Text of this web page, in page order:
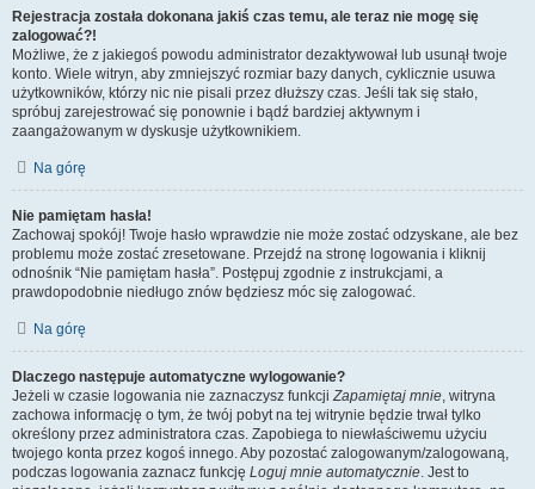
Rejestracja została dokonana jakiś czas temu, ale teraz nie mogę się
zalogować?!
Możliwe, że z jakiegoś powodu administrator dezaktywował lub usunął twoje
konto. Wiele witryn, aby zmniejszyć rozmiar bazy danych, cyklicznie usuwa
użytkowników, którzy nic nie pisali przez dłuższy czas. Jeśli tak się stało,
spróbuj zarejestrować się ponownie i bądź bardziej aktywnym i
zaangażowanym w dyskusje użytkownikiem.
Na górę
Nie pamiętam hasła!
Zachowaj spokój! Twoje hasło wprawdzie nie może zostać odzyskane, ale bez
problemu może zostać zresetowane. Przejdź na stronę logowania i kliknij
odnośnik “Nie pamiętam hasła”. Postępuj zgodnie z instrukcjami, a
prawdopodobnie niedługo znów będziesz móc się zalogować.
Na górę
Dlaczego następuje automatyczne wylogowanie?
Jeżeli w czasie logowania nie zaznaczysz funkcjiZapamiętaj mnie, witryna
zachowa informację o tym, że twój pobyt na tej witrynie będzie trwał tylko
określony przez administratora czas. Zapobiega to niewłaściwemu użyciu
twojego konta przez kogoś innego. Aby pozostać zalogowanym/zalogowaną,
podczas logowania zaznacz funkcję Loguj mnie automatycznie. Jest to